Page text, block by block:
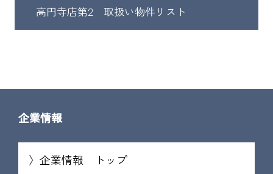
高円寺店第2 取扱い物件リスト
企業情報
企業情報 トップ